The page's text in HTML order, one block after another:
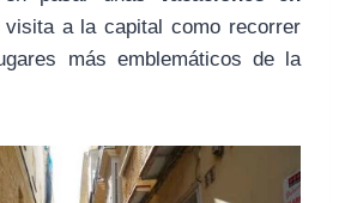
visita a la capital como recorrer
más emblemáticos de la